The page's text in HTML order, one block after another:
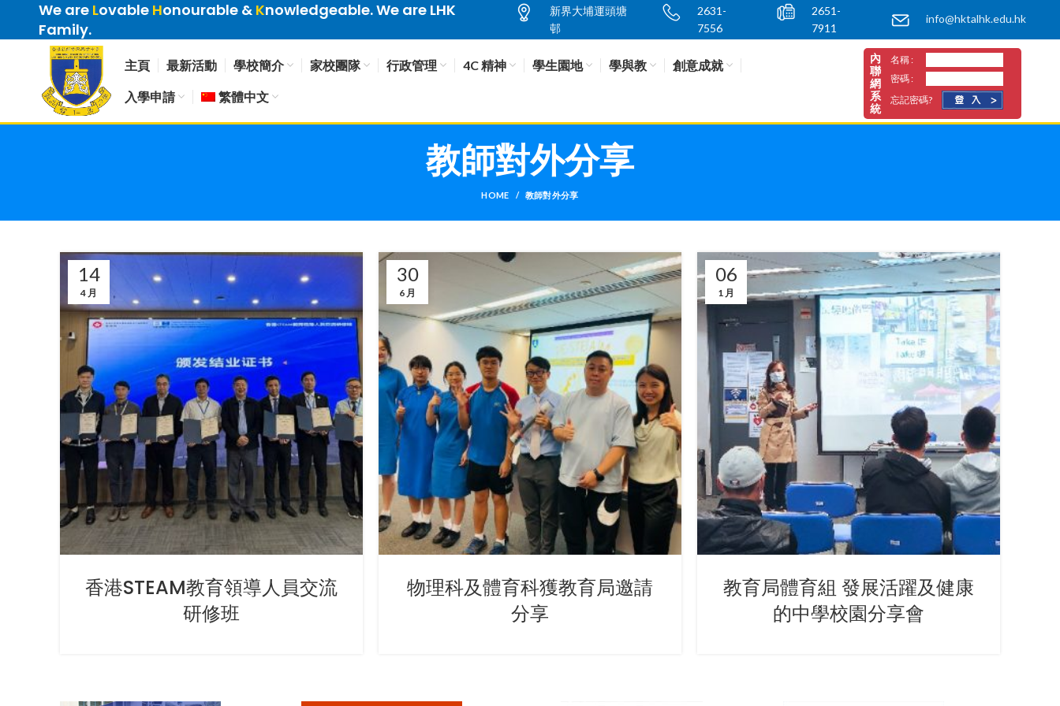
We are Lovable Honourable & Knowledgeable. We are LHK
Family.
新界大埔運頭塘
邨
2631-
7556
2651-
7911
info@hktalhk.edu.hk
主頁 最新活動 學校簡介 家校團隊 行政管理 4C 精神 學生園地 學與教 創意成就
入學申請 繁體中文
內
聯
網
系
統
名稱 :
密碼 :
忘記密碼?
教師對外分享
HOME 教師對外分享
14
4 月
香港STEAM教育領導人員交流
研修班
30
6 月
物理科及體育科獲教育局邀請
分享
06
1 月
教育局體育組 發展活躍及健康
的中學校園分享會